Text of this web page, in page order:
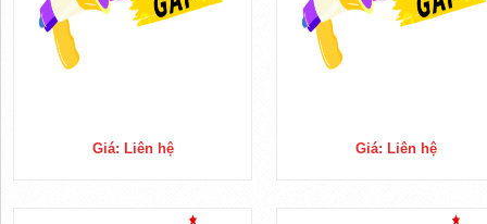
Giá: Liên hệ Giá: Liên hệ